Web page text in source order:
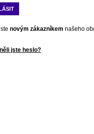
novým zákazníkem našeho
jste heslo?